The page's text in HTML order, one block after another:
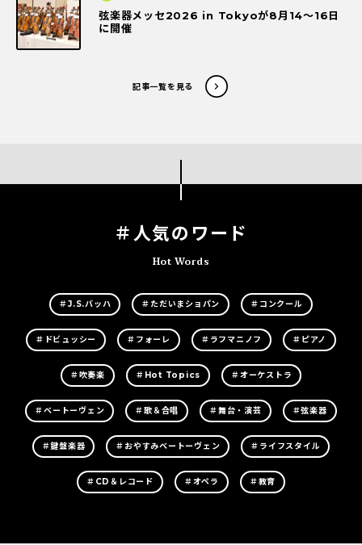
弦楽器メッセ2026 in Tokyoが8月14～16日
に開催
記事一覧を見る
＃人気のワード
Hot Words
＃J.S.バッハ ＃ただいまショパン ＃コンクール
＃ドビュッシー ＃フォーレ ＃ラフマニノフ ＃ピアノ
＃吹奏楽 ＃Hot Topics ＃オーケストラ
＃ベートーヴェン ＃歌＆合唱 ＃舞台・演芸 ＃弦楽器
＃鍵盤楽器 ＃おやすみベートーヴェン ＃ライフスタイル
＃CD＆レコード ＃オペラ ＃教育